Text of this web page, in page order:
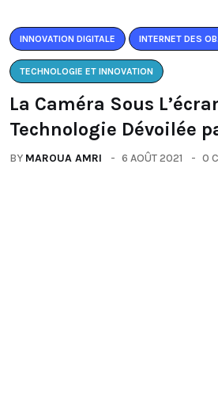
INNOVATION DIGITALE INTERNET DES
TECHNOLOGIE ET INNOVATION
La Caméra Sous
Technologie Dévoilée
BY MAROUA AMRI 6 AOÛT 2021 0